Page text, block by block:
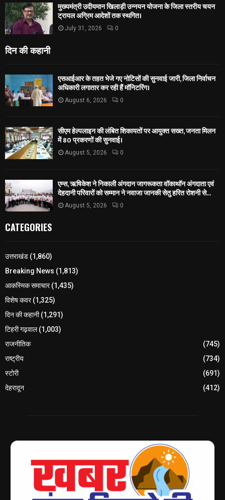
मुख्यमंत्री उदीयमान खिलाड़ी उन्नयन योजना के जिला स्तरीय चयन
ट्रायल अग्रिम आदेशों तक स्थगित।
July 31, 2026 0
दिन की कहानी
एसआईआर के तहत भेजे गए नोटिसों की सुनवाई जारी, जिला निर्वाचन
अधिकारी लगातार कर रही हैं मॉनिटरिंग।
August 6, 2026 0
सीएम हेल्पलाइन की लंबित शिकायतों पर आयुक्त सख्त, जनता मिलन
में 80 प्रकरणों की सुनवाई।
August 5, 2026 0
एम्स, ऋषिकेश ने निकाली अंगदान जागरूकता वॉकाथॉन अंगदाता एवं
देहदानी परिवारों को सम्मान ने नवाजा जानकी सेतु हरित रोशनी से...
August 5, 2026 0
CATEGORIES
उत्तराखंड (1,860)
Breaking News (1,813)
आकस्मिक समाचार(1,435)
विशेष कवर(1,325)
दिन की कहानी(1,291)
टिहरी गढ़वाल(1,003)
राजनीतिक
(745)
राष्ट्रीय
(734)
स्टोरी
(691)
देहरादून
(412)